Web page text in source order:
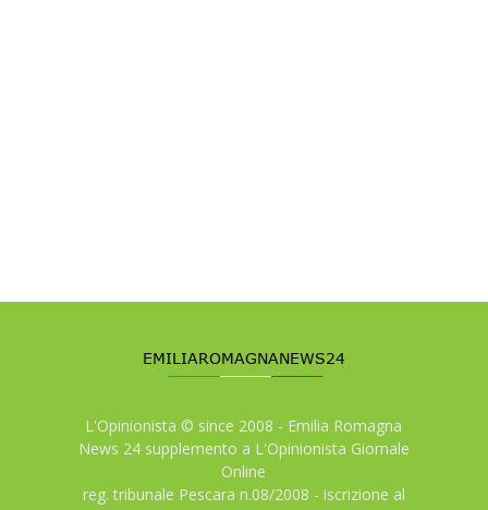
L'Opinionista © since 2008 - Emilia Romagna
News 24 supplemento a L'Opinionista Giornale
Online
reg. tribunale Pescara n.08/2008 - iscrizione al